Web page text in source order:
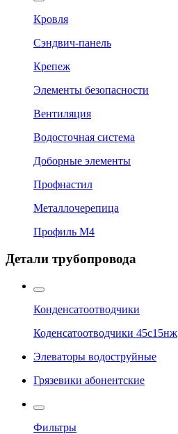
Кровля
Сэндвич-панель
Крепеж
Элементы безопасности
Вентиляция
Водосточная система
Доборные элементы
Профнастил
Металлочерепица
Профиль М4
Детали трубопровода
Конденсатоотводчики
Коденсатоотводчики 45с15нж
Элеваторы водоструйные
Грязевики абонентские
Фильтры